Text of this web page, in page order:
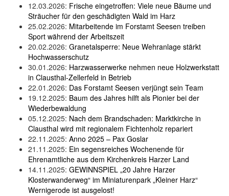
12.03.2026: Frische eingetroffen: Viele neue Bäume und
Sträucher für den geschädigten Wald im Harz
25.02.2026: Mitarbeitende im Forstamt Seesen treiben
Sport während der Arbeitszeit
20.02.2026: Granetalsperre: Neue Wehranlage stärkt
Hochwasserschutz
30.01.2026: Harzwasserwerke nehmen neue Holzwerkstatt
in Clausthal-Zellerfeld in Betrieb
22.01.2026: Das Forstamt Seesen verjüngt sein Team
19.12.2025: Baum des Jahres hilft als Pionier bei der
Wiederbewaldung
05.12.2025: Nach dem Brandschaden: Marktkirche in
Clausthal wird mit regionalem Fichtenholz repariert
22.11.2025: Anno 2025 – Pax Goslar
21.11.2025: Ein segensreiches Wochenende für
Ehrenamtliche aus dem Kirchenkreis Harzer Land
14.11.2025: GEWINNSPIEL „20 Jahre Harzer
Klosterwanderweg“ im Miniaturenpark „Kleiner Harz“
Wernigerode ist ausgelost!